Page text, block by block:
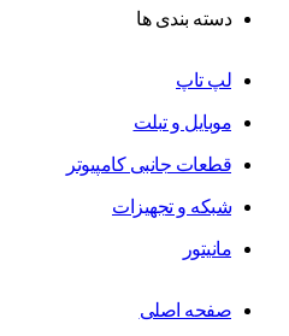
دسته بندی ها
لپ تاپ
موبایل و تبلت
قطعات جانبی کامپیوتر
شبکه و تجهیزات
مانیتور
صفحه اصلی